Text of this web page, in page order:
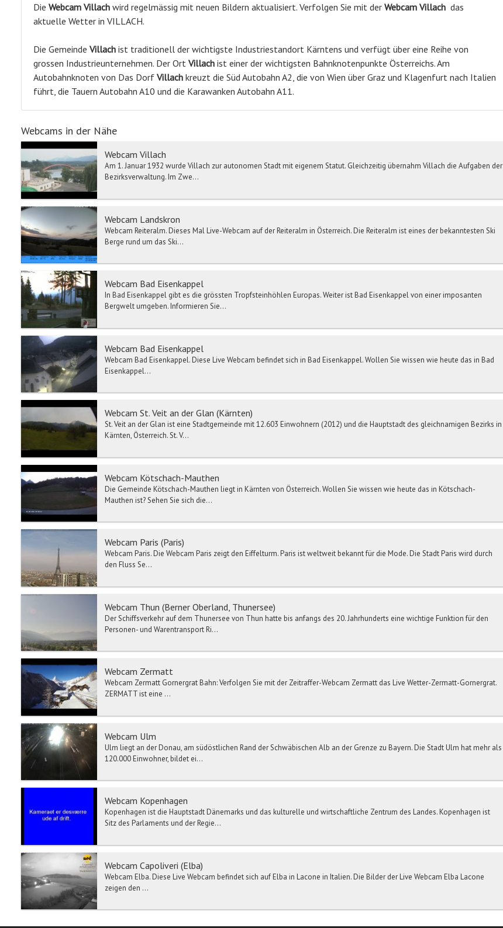
Die Webcam Villach wird regelmässig mit neuen Bildern aktualisiert. Verfolgen Sie mit der Webcam Villach das
aktuelle Wetter in VILLACH.
Die Gemeinde Villach ist traditionell der wichtigste Industriestandort Kärntens und verfügt über eine Reihe von
grossen Industrieunternehmen. Der Ort Villach ist einer der wichtigsten Bahnknotenpunkte Österreichs. Am
Autobahnknoten von Das Dorf Villach kreuzt die Süd Autobahn A2, die von Wien über Graz und Klagenfurt nach Italien
führt, die Tauern Autobahn A10 und die Karawanken Autobahn A11.
Webcams in der Nähe
Webcam Villach
Am 1. Januar 1932 wurde Villach zur autonomen Stadt mit eigenem Statut. Gleichzeitig übernahm Villach die Aufgaben der
Bezirksverwaltung. Im Zwe...
Webcam Landskron
Webcam Reiteralm. Dieses Mal Live-Webcam auf der Reiteralm in Österreich. Die Reiteralm ist eines der bekanntesten Ski
Berge rund um das Ski...
Webcam Bad Eisenkappel
In Bad Eisenkappel gibt es die grössten Tropfsteinhöhlen Europas. Weiter ist Bad Eisenkappel von einer imposanten
Bergwelt umgeben. Informieren Sie...
Webcam Bad Eisenkappel
Webcam Bad Eisenkappel. Diese Live Webcam befindet sich in Bad Eisenkappel. Wollen Sie wissen wie heute das in Bad
Eisenkappel...
Webcam St. Veit an der Glan (Kärnten)
St. Veit an der Glan ist eine Stadtgemeinde mit 12.603 Einwohnern (2012) und die Hauptstadt des gleichnamigen Bezirks in
Kärnten, Österreich. St. V...
Webcam Kötschach-Mauthen
Die Gemeinde Kötschach-Mauthen liegt in Kärnten von Österreich. Wollen Sie wissen wie heute das in Kötschach-
Mauthen ist? Sehen Sie sich die...
Webcam Paris (Paris)
Webcam Paris. Die Webcam Paris zeigt den Eiffelturm. Paris ist weltweit bekannt für die Mode. Die Stadt Paris wird durch
den Fluss Se...
Webcam Thun (Berner Oberland, Thunersee)
Der Schiffsverkehr auf dem Thunersee von Thun hatte bis anfangs des 20. Jahrhunderts eine wichtige Funktion für den
Personen- und Warentransport Ri...
Webcam Zermatt
Webcam Zermatt Gornergrat Bahn: Verfolgen Sie mit der Zeitraffer-Webcam Zermatt das Live Wetter-Zermatt-Gornergrat.
ZERMATT ist eine ...
Webcam Ulm
Ulm liegt an der Donau, am südöstlichen Rand der Schwäbischen Alb an der Grenze zu Bayern. Die Stadt Ulm hat mehr als
120.000 Einwohner, bildet ei...
Webcam Kopenhagen
Kopenhagen ist die Hauptstadt Dänemarks und das kulturelle und wirtschaftliche Zentrum des Landes. Kopenhagen ist
Sitz des Parlaments und der Regie...
Webcam Capoliveri (Elba)
Webcam Elba. Diese Live Webcam befindet sich auf Elba in Lacone in Italien. Die Bilder der Live Webcam Elba Lacone
zeigen den ...